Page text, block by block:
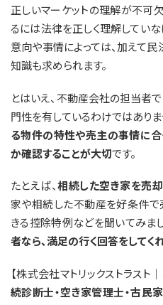
正しいマーケットの理解が不可
るには法律を正しく理解してい
意向や事情によっては、加えて
知識も求められます。
とはいえ、不動産会社の担当者
門性を有しているわけではありま
る物件の特性や売主の事情に
か確認することが大切です。
たとえば、相続した空き家を売却
家や相続した不動産を好条件
きる控除特例などを聞いてみまし
者なら、満足の行く回答をしてく
【株式会社マトリックストラス
続診断士・空き家管理士・古民